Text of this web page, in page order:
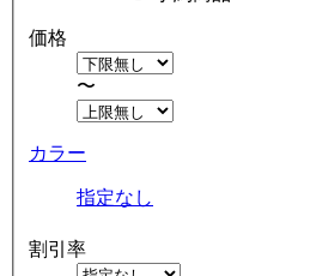
価格
〜
カラー
指定なし
割引率